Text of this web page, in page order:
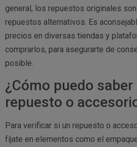
general, los repuestos originales
repuestos alternativos. Es
precios en diversas tiendas y
comprarlos, para asegurarte de
posible.
¿Cómo puedo saber
repuesto o
Para verificar si un repuesto o
fíjate en elementos como el